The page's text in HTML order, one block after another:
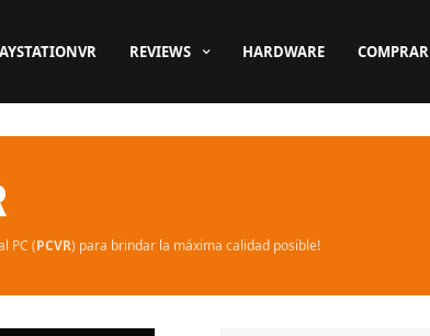
REVIEWS HARDWARE COMPRAR
PC (PCVR) para brindar la máxima calidad posible!